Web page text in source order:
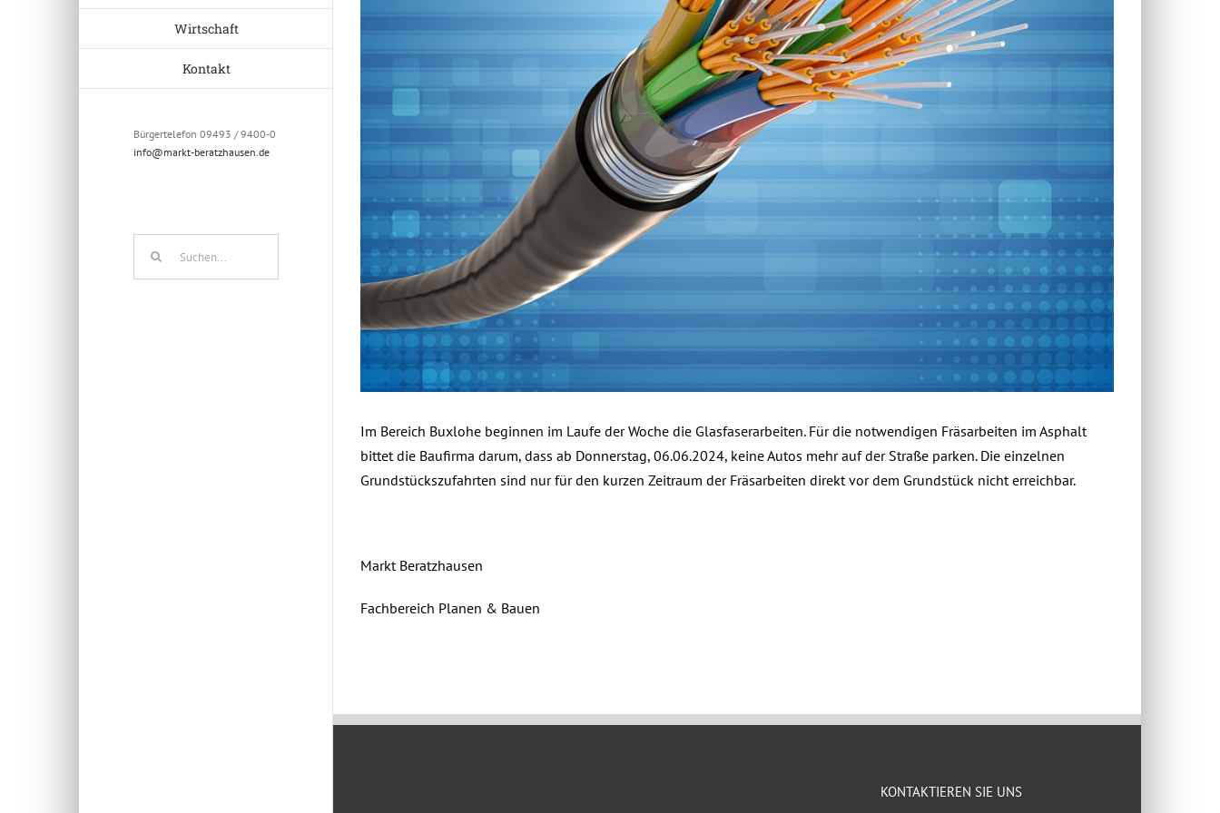
Wirtschaft
Kontakt
Bürgertelefon 09493 / 9400-0
info@markt-beratzhausen.de
Im Bereich Buxlohe beginnen im Laufe der Woche die Glasfaserarbeiten. Für die notwendigen Fräsarbeiten im Asphalt
bittet die Baufirma darum, dass ab Donnerstag, 06.06.2024, keine Autos mehr auf der Straße parken. Die einzelnen
Grundstückszufahrten sind nur für den kurzen Zeitraum der Fräsarbeiten direkt vor dem Grundstück nicht erreichbar.
Markt Beratzhausen
Fachbereich Planen & Bauen
KONTAKTIEREN SIE UNS